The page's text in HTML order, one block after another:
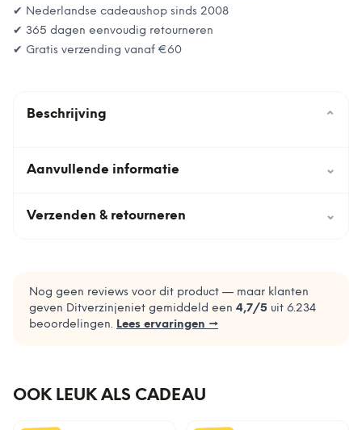
✔ Nederlandse cadeaushop sinds 2008
✔ 365 dagen eenvoudig retourneren
✔ Gratis verzending vanaf €60
Beschrijving ⌄
Aanvullende informatie ⌄
Verzenden & retourneren ⌄
Nog geen reviews voor dit product — maar klanten
geven Ditverzinjeniet gemiddeld een 4,7/5 uit 6.234
beoordelingen. Lees ervaringen →
OOK LEUK ALS CADEAU